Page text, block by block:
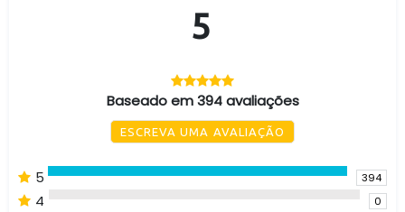
5
Baseado em 394 avaliações
ESCREVA UMA AVALIAÇÃO
5 394
4 0